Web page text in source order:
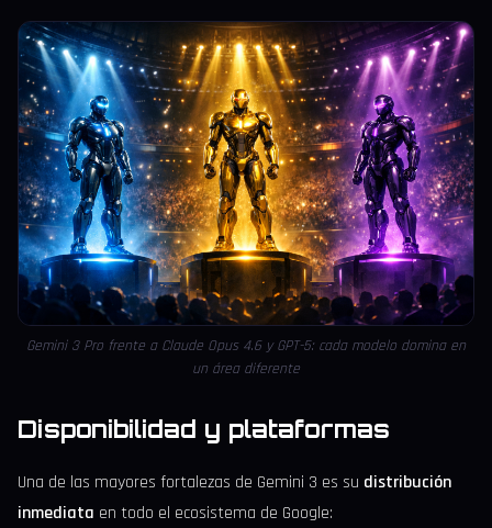
Gemini 3 Pro frente a Claude Opus 4.6 y GPT-5: cada modelo domina en
un área diferente
Disponibilidad y plataformas
Una de las mayores fortalezas de Gemini 3 es su distribución
inmediata en todo el ecosistema de Google: